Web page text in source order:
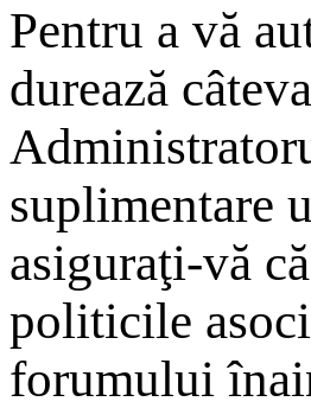
Pentru a vă
durează
suplimentare
asiguraţi-vă
politicile
forumului